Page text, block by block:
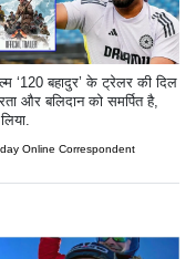
‘120 बहादुर’ के ट्रेलर की दिल
और बलिदान को समर्पित है,
Online Correspondent